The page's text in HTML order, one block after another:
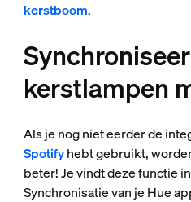
kerstboom.
kerstlampen
Als je nog niet eerder de
Spotifyhebt gebruikt,
beter! Je vindt deze functie
Synchronisatie van je Hue